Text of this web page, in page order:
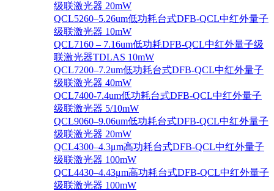
级联激光器 20mW
QCL5260–5.26um低功耗台式DFB-QCL中红外量子
级联激光器 10mW
QCL7160 – 7.16um低功耗DFB-QCL中红外量子级
联激光器TDLAS 10mW
QCL7200–7.2um低功耗台式DFB-QCL中红外量子
级联激光器 40mW
QCL7400-7.4um低功耗台式DFB-QCL中红外量子
级联激光器 5/10mW
QCL9060–9.06um低功耗台式DFB-QCL中红外量子
级联激光器 20mW
QCL4300–4.3μm高功耗台式DFB-QCL中红外量子
级联激光器 100mW
QCL4430–4.43μm高功耗台式DFB-QCL中红外量子
级联激光器 100mW